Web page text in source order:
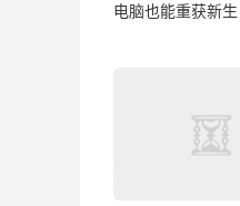
电脑也能重获新生